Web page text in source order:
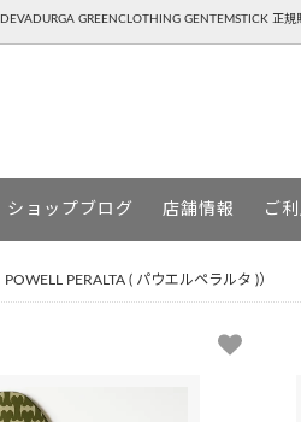
GREENCLOTHING GENTEMSTICK 正規
ブアグレイ
DEVADURGA ( デ
UG ( ユージー )
GENTEMSTICK (
ショップブログ 店舗情報 ご
PERALTA ( パウエルペラルタ )）